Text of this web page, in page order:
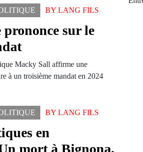
BY LANG FILS
sur le
Macky Sall affirme une
à un troisième mandat en 2024
BY LANG FILS
en
mort à Bignona,